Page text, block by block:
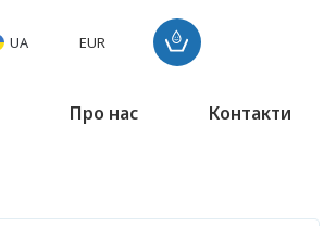
UA EUR
Про нас Контакти